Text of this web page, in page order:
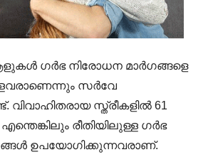
ഗർഭ നിരോധന മാർഗങ്ങളെ
സർവേ
വിവാഹിതരായ സ്ത്രീകളിൽ 61
രീതിയിലുള്ള ഗർഭ
ഉപയോഗിക്കുന്നവരാണ്.